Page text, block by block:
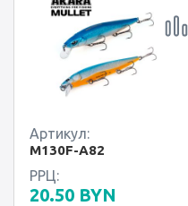
Артикул:
M130F-A82
РРЦ:
20.50 BYN